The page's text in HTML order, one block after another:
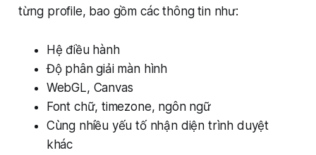
từng profile, bao gồm các thông tin như:
Hệ điều hành
Độ phân giải màn hình
WebGL, Canvas
Font chữ, timezone, ngôn ngữ
Cùng nhiều yếu tố nhận diện trình duyệt
khác